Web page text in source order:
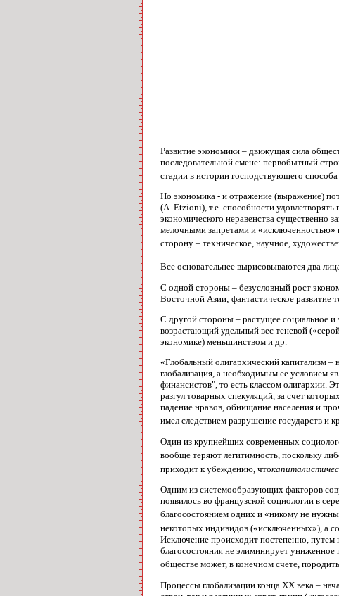
Развитие экономики – движущая сила
последовательной смене: первобытный
стадии в истории господствующего способа
Но экономика - и отражение (выражение)
(A. Etzioni), т.е. способности
экономического неравенства существенно
мелочными запретами и «исключенностью»
сторону – техническое, научное,
Все основательнее вырисовываются два
С одной стороны – безусловный рост
Восточной Азии; фантастическое развитие
С другой стороны – растущее социальное и
возрастающий удельный вес теневой
экономике) меньшинством и др.
«Глобальный олигархический капитализм –
глобализация, а необходимым ее условием
финансистов", то есть классом олигархии.
разгул товарных спекуляций, за счет
падение нравов, обнищание населения и
имел следствием разрушение государств и
Один из крупнейших современных
вообще теряют легитимность, поскольку
приходит к убеждению, что
Одним из системообразующих факторов
появилось во французской социологии в
благосостоянием одних и «никому не
некоторых индивидов («исключенных»), а
Исключение происходит постепенно, путем
благосостояния не элиминирует
обществе может, в конечном счете,
Процессы глобализации конца XX века –